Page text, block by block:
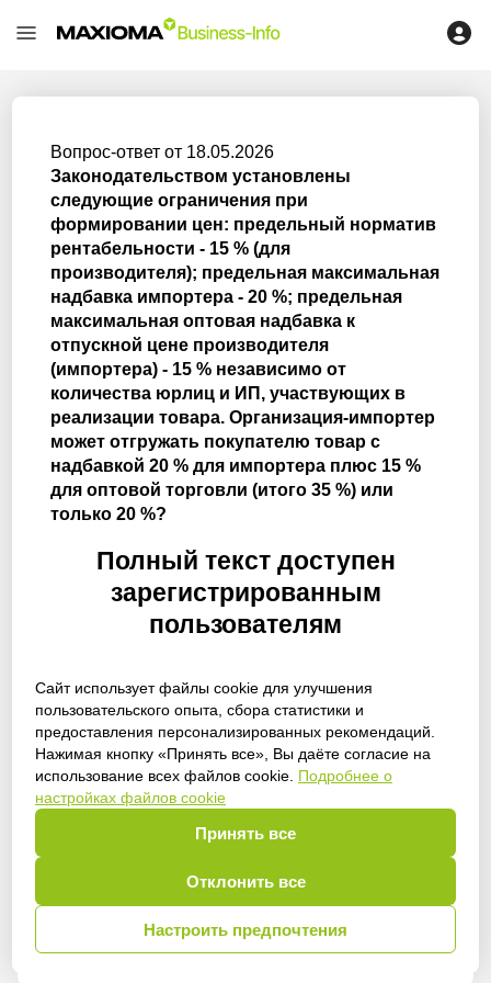
Сайт использует файлы cookie для улучшения
пользовательского опыта, сбора статистики и
предоставления персонализированных рекомендаций.
Нажимая кнопку «Принять все», Вы даёте согласие на
использование всех файлов cookie. Подробнее о
настройках файлов cookie
Принять все
Отклонить все
Настроить предпочтения
Вопрос-ответ от 18.05.2026
Законодательством установлены
следующие ограничения при
формировании цен: предельный норматив
рентабельности - 15 % (для
производителя); предельная максимальная
надбавка импортера - 20 %; предельная
максимальная оптовая надбавка к
отпускной цене производителя
(импортера) - 15 % независимо от
количества юрлиц и ИП, участвующих в
реализации товара. Организация-импортер
может отгружать покупателю товар с
надбавкой 20 % для импортера плюс 15 %
для оптовой торговли (итого 35 %) или
только 20 %?
Полный текст доступен
зарегистрированным
пользователям
Получить доступ